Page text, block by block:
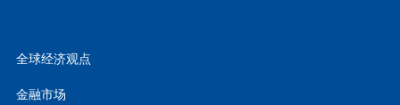
全球经济观点
金融市场